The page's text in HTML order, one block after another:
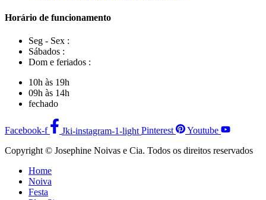
Horário de funcionamento
Seg - Sex :
Sábados :
Dom e feriados :
10h às 19h
09h às 14h
fechado
Facebook-f Jki-instagram-1-light Pinterest
Youtube
Copyright © Josephine Noivas e Cia. Todos os direitos reservados
Home
Noiva
Festa